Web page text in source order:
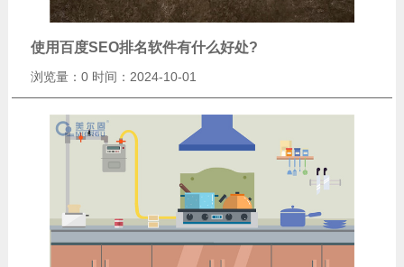
使用百度SEO排名软件有什么好处?
浏览量：0 时间：2024-10-01